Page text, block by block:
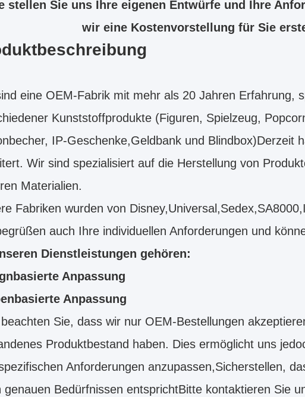
stellen Sie uns Ihre eigenen Entwürfe und Ihre
wir eine Kostenvorstellung für Sie
eine OEM-Fabrik mit mehr als 20 Jahren Erfahrung,
Kunststoffprodukte (Figuren, Spielzeug,
IP-Geschenke,Geldbank und Blindbox)Derzeit
Wir sind spezialisiert auf die Herstellung von
Materialien.
Fabriken wurden von
auch Ihre individuellen Anforderungen und
Dienstleistungen gehören:
Anpassung
Anpassung
Sie, dass wir nur OEM-Bestellungen
Produktbestand haben. Dies ermöglicht uns
Anforderungen anzupassen,Sicherstellen,
genauen Bedürfnissen entsprichtBitte kontaktieren Sie